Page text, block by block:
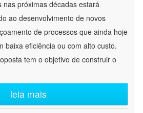
nas próximas décadas estará
ao desenvolvimento de novos
de processos que ainda hoje
baixa eficiência ou com alto custo.
tem o objetivo de construir o
leia mais